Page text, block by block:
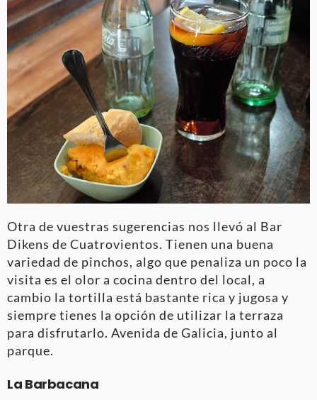
Otra de vuestras sugerencias nos llevó al Bar
Dikens de Cuatrovientos. Tienen una buena
variedad de pinchos, algo que penaliza un poco la
visita es el olor a cocina dentro del local, a
cambio la tortilla está bastante rica y jugosa y
siempre tienes la opción de utilizar la terraza
para disfrutarlo. Avenida de Galicia, junto al
parque.
La Barbacana